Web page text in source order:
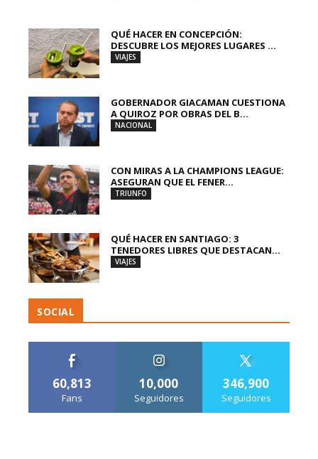
QUÉ HACER EN CONCEPCIÓN:
DESCUBRE LOS MEJORES LUGARES ...
VIAJES
GOBERNADOR GIACAMAN CUESTIONA
A QUIROZ POR OBRAS DEL B...
NACIONAL
CON MIRAS A LA CHAMPIONS LEAGUE:
ASEGURAN QUE EL FENER...
TRIUNFO
QUÉ HACER EN SANTIAGO: 3
TENEDORES LIBRES QUE DESTACAN...
VIAJES
SOCIAL
60,813
Fans
10,000
Seguidores
346,900
Seguidores